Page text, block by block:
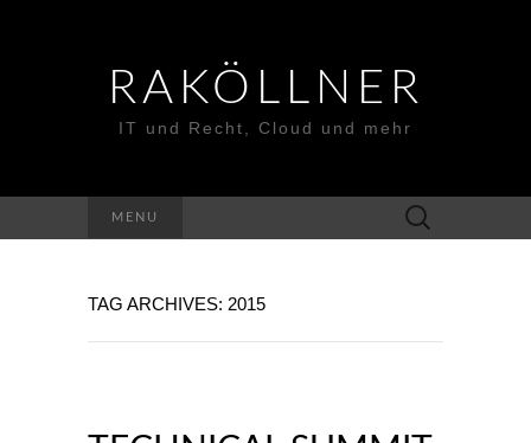
RAKÖLLNER
IT und Recht, Cloud und mehr
MENU
Suchen
nach:
TAG ARCHIVES: 2015